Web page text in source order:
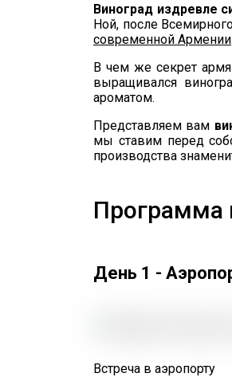
Виноград издревле
Ной, после
современной Армении.
В чем же секрет
выращивался
ароматом.
Представляем вам
мы ставим перед
производства
Программа
День 1 -
Встреча в аэропорту